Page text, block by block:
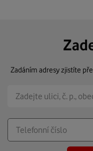
Zadáním adresy zjistíte